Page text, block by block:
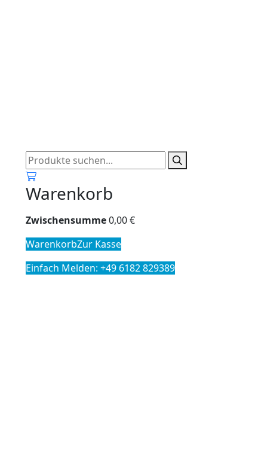
Warenkorb
Zwischensumme0,00€
WarenkorbZur Kasse
Einfach Melden: +49 6182 829389